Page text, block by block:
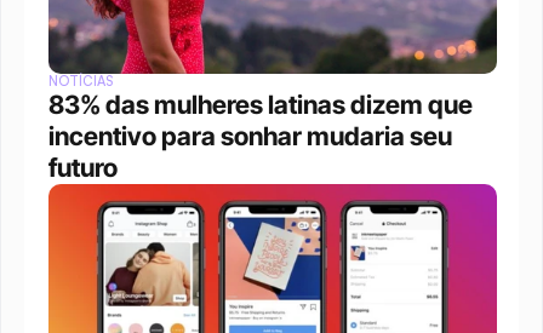
NOTÍCIAS
83% das mulheres latinas dizem que
incentivo para sonhar mudaria seu
futuro